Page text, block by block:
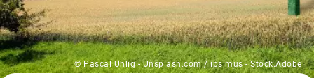
© Pascal Uhlig - Unsplash.com / ipsimus - Stock.Adobe